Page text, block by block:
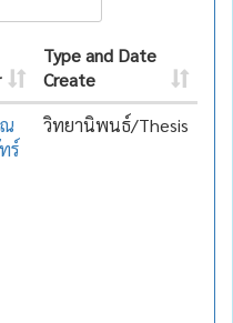
Type and Date
Create
ร์
วิทยานิพนธ์/Thesis